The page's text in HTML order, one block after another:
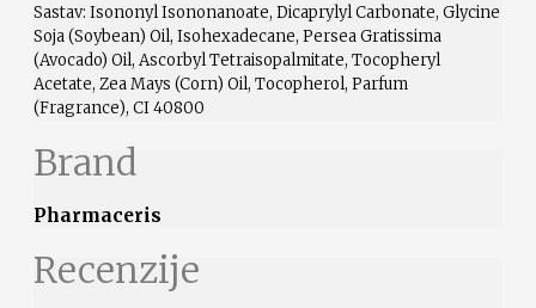
Sastav: Isononyl Isononanoate, Dicaprylyl Carbonate, Glycine
Soja (Soybean) Oil, Isohexadecane, Persea Gratissima
(Avocado) Oil, Ascorbyl Tetraisopalmitate, Tocopheryl
Acetate, Zea Mays (Corn) Oil, Tocopherol, Parfum
(Fragrance), CI 40800
Brand
Pharmaceris
Recenzije